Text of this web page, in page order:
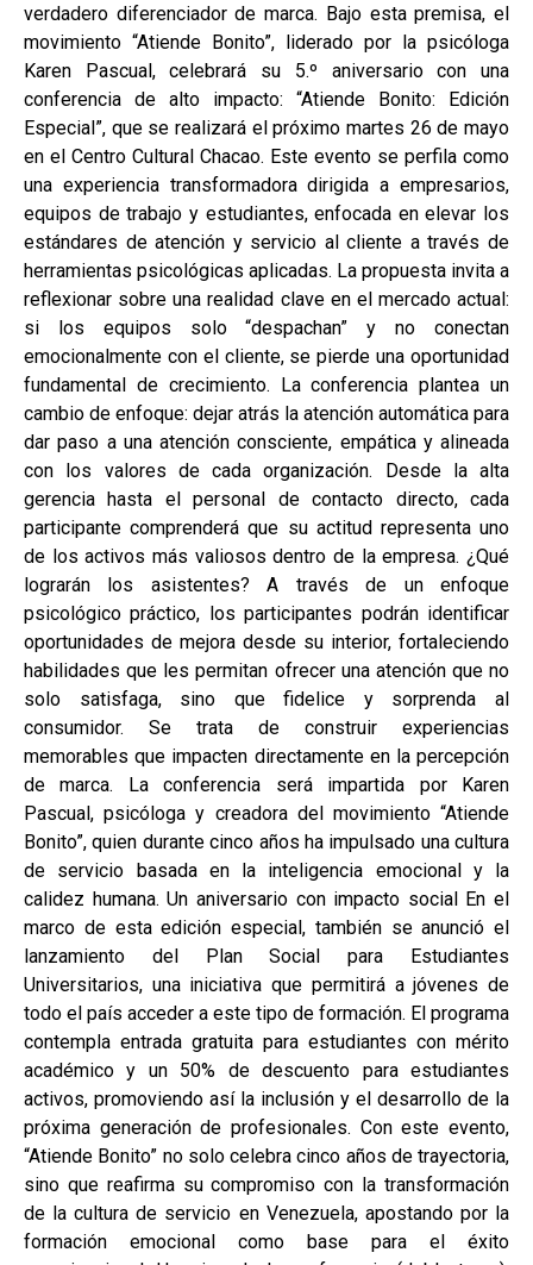
verdadero diferenciador de marca. Bajo esta premisa, el
movimiento “Atiende Bonito”, liderado por la psicóloga
Karen Pascual, celebrará su 5.º aniversario con una
conferencia de alto impacto: “Atiende Bonito: Edición
Especial”, que se realizará el próximo martes 26 de mayo
en el Centro Cultural Chacao. Este evento se perfila como
una experiencia transformadora dirigida a empresarios,
equipos de trabajo y estudiantes, enfocada en elevar los
estándares de atención y servicio al cliente a través de
herramientas psicológicas aplicadas. La propuesta invita a
reflexionar sobre una realidad clave en el mercado actual:
si los equipos solo “despachan” y no conectan
emocionalmente con el cliente, se pierde una oportunidad
fundamental de crecimiento. La conferencia plantea un
cambio de enfoque: dejar atrás la atención automática para
dar paso a una atención consciente, empática y alineada
con los valores de cada organización. Desde la alta
gerencia hasta el personal de contacto directo, cada
participante comprenderá que su actitud representa uno
de los activos más valiosos dentro de la empresa. ¿Qué
lograrán los asistentes? A través de un enfoque
psicológico práctico, los participantes podrán identificar
oportunidades de mejora desde su interior, fortaleciendo
habilidades que les permitan ofrecer una atención que no
solo satisfaga, sino que fidelice y sorprenda al
consumidor. Se trata de construir experiencias
memorables que impacten directamente en la percepción
de marca. La conferencia será impartida por Karen
Pascual, psicóloga y creadora del movimiento “Atiende
Bonito”, quien durante cinco años ha impulsado una cultura
de servicio basada en la inteligencia emocional y la
calidez humana. Un aniversario con impacto social En el
marco de esta edición especial, también se anunció el
lanzamiento del Plan Social para Estudiantes
Universitarios, una iniciativa que permitirá a jóvenes de
todo el país acceder a este tipo de formación. El programa
contempla entrada gratuita para estudiantes con mérito
académico y un 50% de descuento para estudiantes
activos, promoviendo así la inclusión y el desarrollo de la
próxima generación de profesionales. Con este evento,
“Atiende Bonito” no solo celebra cinco años de trayectoria,
sino que reafirma su compromiso con la transformación
de la cultura de servicio en Venezuela, apostando por la
formación emocional como base para el éxito